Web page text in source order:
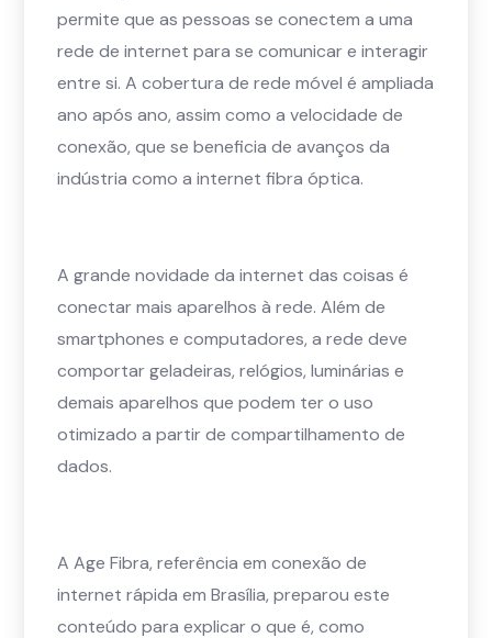
permite que as pessoas se conectem a uma
rede de internet para se comunicar e interagir
entre si. A cobertura de rede móvel é ampliada
ano após ano, assim como a velocidade de
conexão, que se beneficia de avanços da
indústria como a internet fibra óptica.
A grande novidade da internet das coisas é
conectar mais aparelhos à rede. Além de
smartphones e computadores, a rede deve
comportar geladeiras, relógios, luminárias e
demais aparelhos que podem ter o uso
otimizado a partir de compartilhamento de
dados.
A Age Fibra, referência em conexão de
internet rápida em Brasília, preparou este
conteúdo para explicar o que é, como